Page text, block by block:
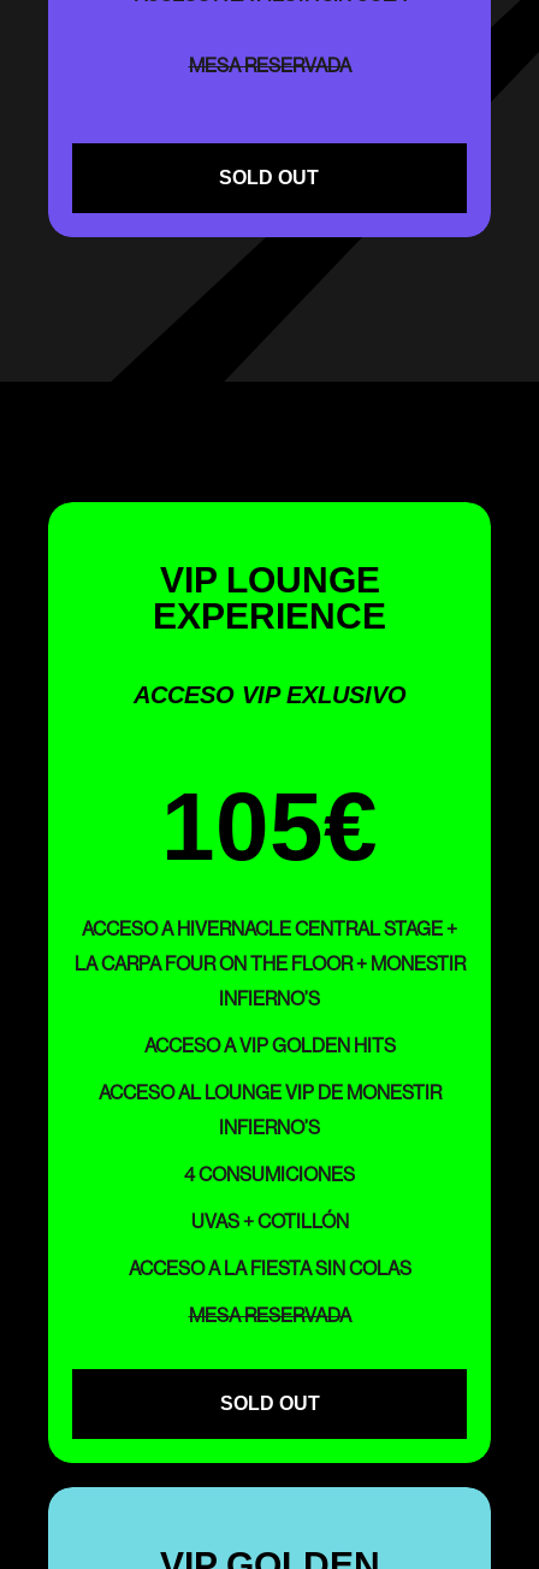
MESA RESERVADA
SOLD OUT
VIP LOUNGE
EXPERIENCE
ACCESO VIP EXLUSIVO
105€
ACCESO A HIVERNACLE CENTRAL STAGE +
LA CARPA FOUR ON THE FLOOR + MONESTIR
INFIERNO’S
ACCESO A VIP GOLDEN HITS
ACCESO AL LOUNGE VIP DE MONESTIR
INFIERNO’S
4 CONSUMICIONES
UVAS + COTILLÓN
ACCESO A LA FIESTA SIN COLAS
MESA RESERVADA
SOLD OUT